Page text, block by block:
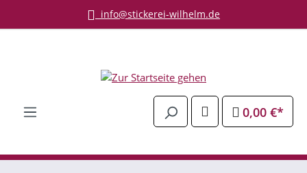
Zum Hauptinhalt springeninfo@stickerei-wilhelm.de
0,00 €*